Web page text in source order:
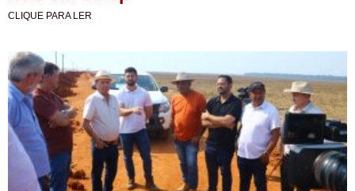
CLIQUE PARA LER